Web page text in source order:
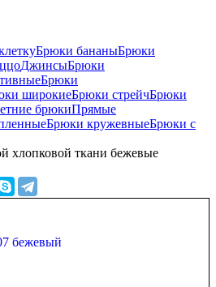
Брюки бананыБрюки
ДжинсыБрюки
Брюки
широкиеБрюки стрейчБрюки
брюкиПрямые
Брюки кружевныеБрюки с
хлопковой ткани бежевые